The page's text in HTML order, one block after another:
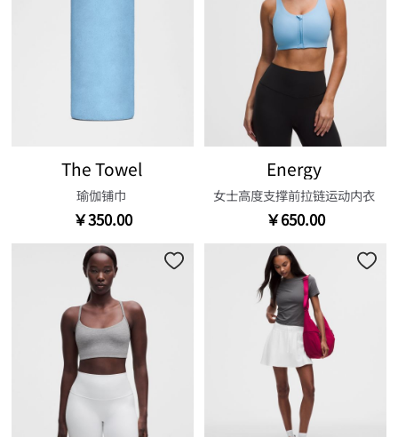
The Towel
瑜伽铺巾
￥350.00
Energy
女士高度支撑前拉链运动内衣
￥650.00